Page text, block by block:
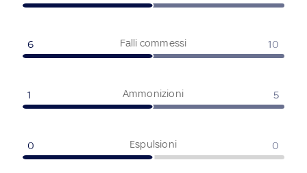
Falli commessi
6 10
Ammonizioni
1 5
Espulsioni
0 0